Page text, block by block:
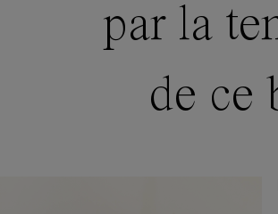
par la
de ce